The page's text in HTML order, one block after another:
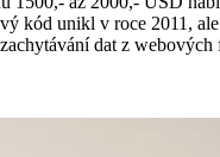
kód unikl v roce 2011,
dat z